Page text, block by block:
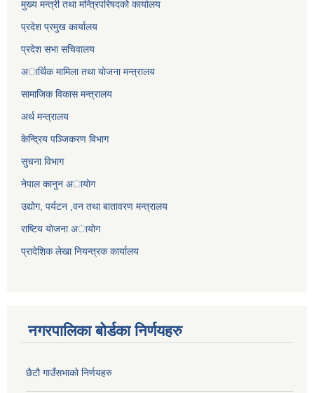
मुख्य मन्त्री तथा मन्त्रिपरिषदको कार्यालय
प्रदेश प्रमुख कार्यालय
प्रदेश सभा सचिवालय
अार्थिक मामिला तथा याेजना मन्त्रालय
सामाजिक विकास मन्त्रालय
अर्थ मन्त्रालय
केन्द्रिय पञ्जिकरण विभाग
सुचना विभाग
नेपाल कानुन अायाेग
उद्योग, पर्यटन ,वन तथा बातावरण मन्त्रालय
राष्टिय याेजना अायोग
प्रादेशिक लेखा नियन्त्रक कार्यालय
नगरपालिका बोर्डका निर्णयहरु
छैटौ गाउँसभाको निर्णयहरु